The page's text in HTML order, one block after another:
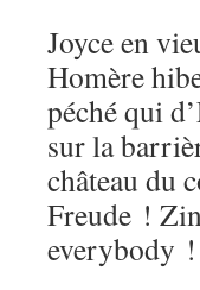
Joyce en
Homère
péché qui
sur la
château du
Freude !
everybody !